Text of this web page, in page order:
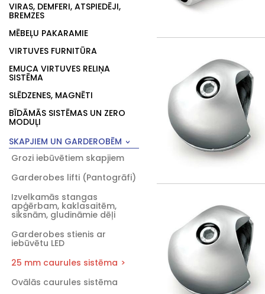
VIRAS, DEMFERI, ATSPIEDĒJI,
BREMZES
MĒBEĻU PAKARAMIE
VIRTUVES FURNITŪRA
EMUCA VIRTUVES RELIŅA
SISTĒMA
SLĒDZENES, MAGNĒTI
BĪDĀMĀS SISTĒMAS UN ZERO
MODUĻI
SKAPJIEM UN GARDEROBĒM
Grozi iebūvētiem skapjiem
Garderobes lifti (Pantogrāfi)
Izvelkamās stangas
apģērbam, kaklasaitēm,
siksnām, gludināmie dēļi
Garderobes stienis ar
iebūvētu LED
25 mm caurules sistēma
Ovālās caurules sistēma